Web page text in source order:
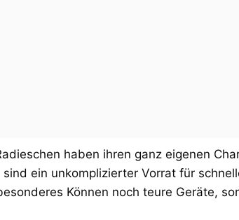
haben ihren ganz eigenen
ein unkomplizierter Vorrat für
Können noch teure Geräte,